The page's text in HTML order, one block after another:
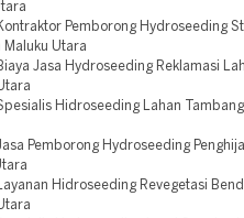
Pemborong Hydroseeding
Maluku Utara
Jasa Hydroseeding Reklamasi
Hidroseeding Lahan
Pemborong Hydroseeding
Hidroseeding Revegetasi